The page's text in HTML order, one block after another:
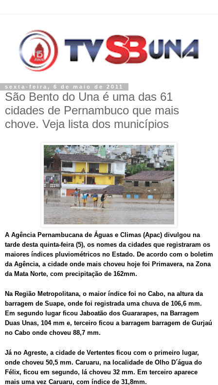
sexta-feira, 6 de maio de 2011
São Bento do Una é uma das 61
cidades de Pernambuco que mais
chove. Veja lista dos municípios
A Agência Pernambucana de Águas e Climas (Apac) divulgou na
tarde desta quinta-feira (5), os nomes da cidades que registraram os
maiores índices pluviométricos no Estado. De acordo com o boletim
da Agência, a cidade onde mais choveu hoje foi Primavera, na Zona
da Mata Norte, com precipitação de 162mm.
Na Região Metropolitana, o maior índice foi no Cabo, na altura da
barragem de Suape, onde foi registrada uma chuva de 106,6 mm.
Em segundo lugar ficou Jaboatão dos Guararapes, na Barragem
Duas Unas, 104 mm e, terceiro ficou a barragem barragem de Gurjaú
no Cabo onde choveu 88,7 mm.
Já no Agreste, a cidade de Vertentes ficou com o primeiro lugar,
onde choveu 50,5 mm. Caruaru, na localidade de Olho D´água do
Félix, ficou em segundo, lá choveu 32 mm. Em terceiro aparece
mais uma vez Caruaru, com índice de 31,8mm.